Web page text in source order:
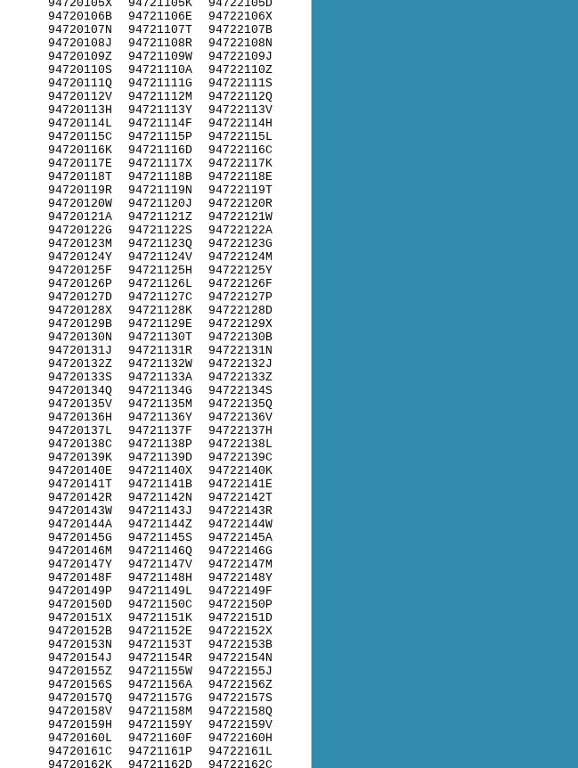
94720105X
94720106B
94720107N
94720108J
94720109Z
94720110S
94720111Q
94720112V
94720113H
94720114L
94720115C
94720116K
94720117E
94720118T
94720119R
94720120W
94720121A
94720122G
94720123M
94720124Y
94720125F
94720126P
94720127D
94720128X
94720129B
94720130N
94720131J
94720132Z
94720133S
94720134Q
94720135V
94720136H
94720137L
94720138C
94720139K
94720140E
94720141T
94720142R
94720143W
94720144A
94720145G
94720146M
94720147Y
94720148F
94720149P
94720150D
94720151X
94720152B
94720153N
94720154J
94720155Z
94720156S
94720157Q
94720158V
94720159H
94720160L
94720161C
94720162K
94721105K
94721106E
94721107T
94721108R
94721109W
94721110A
94721111G
94721112M
94721113Y
94721114F
94721115P
94721116D
94721117X
94721118B
94721119N
94721120J
94721121Z
94721122S
94721123Q
94721124V
94721125H
94721126L
94721127C
94721128K
94721129E
94721130T
94721131R
94721132W
94721133A
94721134G
94721135M
94721136Y
94721137F
94721138P
94721139D
94721140X
94721141B
94721142N
94721143J
94721144Z
94721145S
94721146Q
94721147V
94721148H
94721149L
94721150C
94721151K
94721152E
94721153T
94721154R
94721155W
94721156A
94721157G
94721158M
94721159Y
94721160F
94721161P
94721162D
94722105D
94722106X
94722107B
94722108N
94722109J
94722110Z
94722111S
94722112Q
94722113V
94722114H
94722115L
94722116C
94722117K
94722118E
94722119T
94722120R
94722121W
94722122A
94722123G
94722124M
94722125Y
94722126F
94722127P
94722128D
94722129X
94722130B
94722131N
94722132J
94722133Z
94722134S
94722135Q
94722136V
94722137H
94722138L
94722139C
94722140K
94722141E
94722142T
94722143R
94722144W
94722145A
94722146G
94722147M
94722148Y
94722149F
94722150P
94722151D
94722152X
94722153B
94722154N
94722155J
94722156Z
94722157S
94722158Q
94722159V
94722160H
94722161L
94722162C